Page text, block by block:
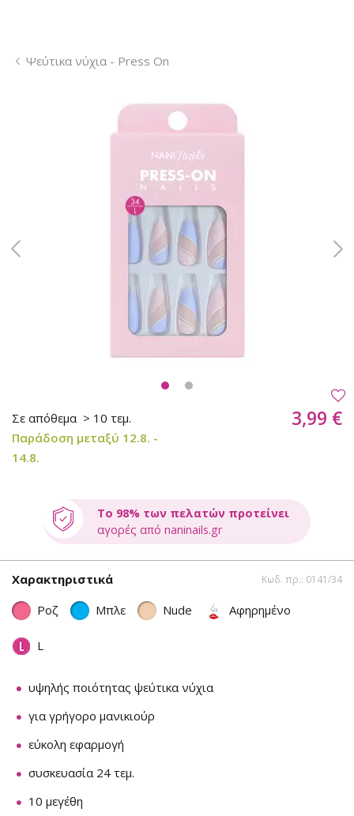
Ψεύτικα νύχια - Press On
Σε απόθεμα > 10 τεμ.
Παράδοση μεταξύ 12.8. -
14.8.
3,99 €
Το 98% των πελατών προτείνει
αγορές από naninails.gr
Χαρακτηριστικά Κωδ. πρ.: 0141/34
Ροζ Μπλε Nude Αφηρημένο
L
υψηλής ποιότητας ψεύτικα νύχια
για γρήγορο μανικιούρ
εύκολη εφαρμογή
συσκευασία 24 τεμ.
10 μεγέθη